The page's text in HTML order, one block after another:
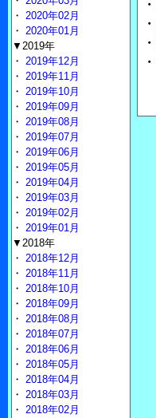
・
・
・
・
・ 2020年02月
・ 2020年01月
▼2019年
・ 2019年12月
・ 2019年11月
・ 2019年10月
・ 2019年09月
・ 2019年08月
・ 2019年07月
・ 2019年06月
・ 2019年05月
・ 2019年04月
・ 2019年03月
・ 2019年02月
・ 2019年01月
▼2018年
・ 2018年12月
・ 2018年11月
・ 2018年10月
・ 2018年09月
・ 2018年08月
・ 2018年07月
・ 2018年06月
・ 2018年05月
・ 2018年04月
・ 2018年03月
・ 2018年02月